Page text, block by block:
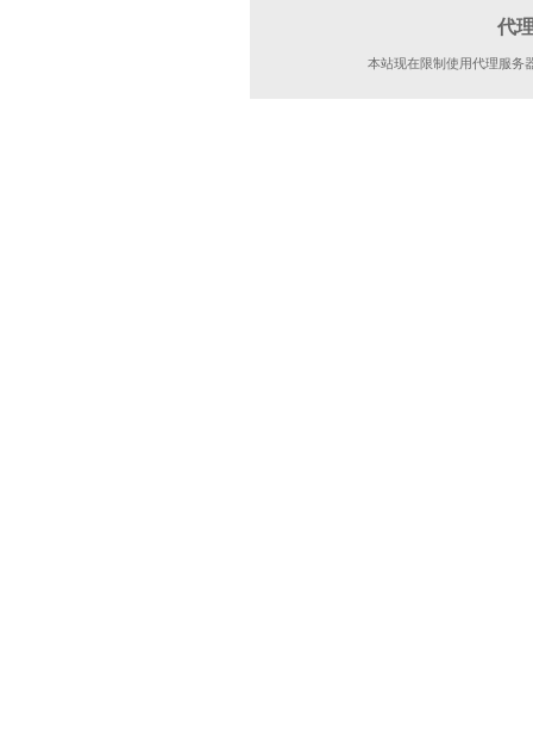
代
本站现在限制使用代理服务